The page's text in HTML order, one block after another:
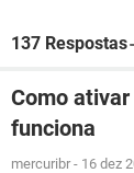
137 Respostas
Como
funciona
mercuribr - 16 dez